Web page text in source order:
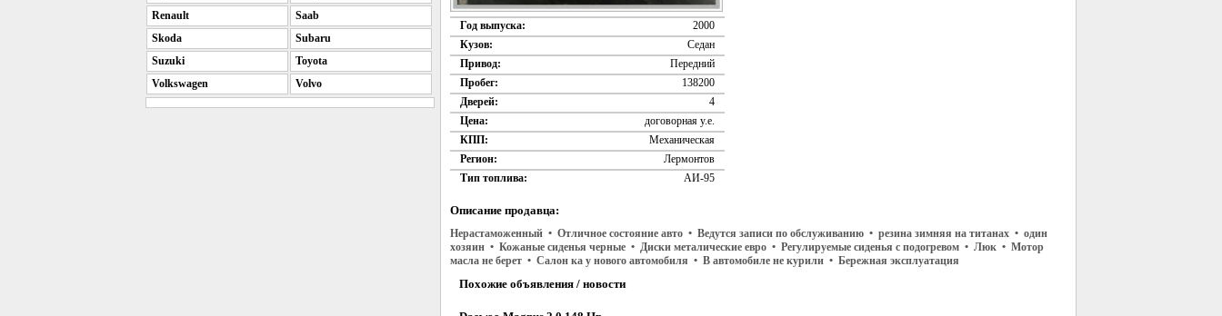
Год выпуска:
2000
Кузов:
Седан
Привод:
Передний
Пробег:
138200
Дверей:
4
Цена:
договорная у.е.
КПП:
Механическая
Регион:
Лермонтов
Тип топлива:
АИ-95
Описание продавца:
Нерастаможенный • Отличное состояние авто • Ведутся записи по обслуживанию • резина зимняя на титанах • один
хозяин • Кожаные сиденья черные • Диски металические евро • Регулируемые сиденья с подогревом • Люк • Мотор
масла не берет • Салон ка у нового автомобиля • В автомобиле не курили • Бережная эксплуатация
Похожие объявления / новости
Renault
Saab
Skoda
Subaru
Suzuki
Toyota
Volkswagen
Volvo